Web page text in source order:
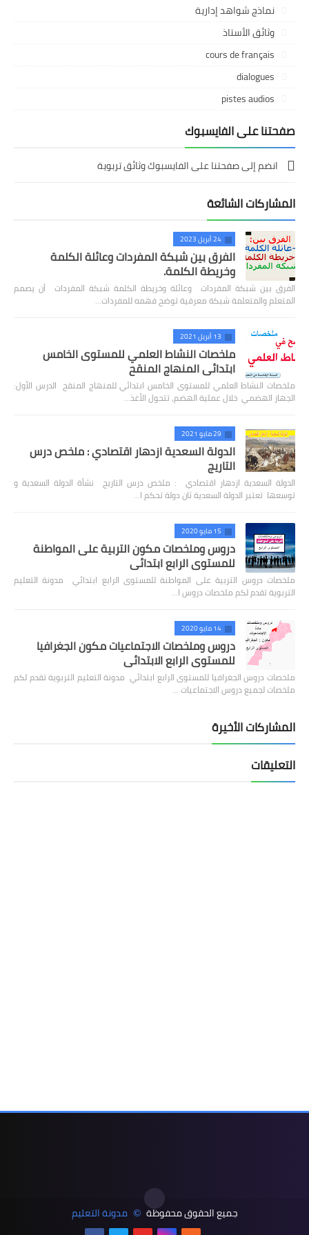
نماذج شواهد إدارية
وثائق الأستاذ
cours de français
dialogues
pistes audios
صفحتنا على الفايسبوك
انضم إلى صفحتنا على الفايسبوك وثائق تربوية
المشاركات الشائعة
24 أبريل 2023
الفرق بين شبكة المفردات وعائلة الكلمة
وخريطة الكلمة.
الفرق بين شبكة المفردات وعائلة وخريطة الكلمة شبكة المفردات أن يصمم
المتعلم والمتعلمة شبكة معرفية توضح فهمه للمفردات…
13 أبريل 2021
ملخصات النشاط العلمي للمستوى الخامس
ابتدائي المنهاج المنقح
ملخصات النشاط العلمي للمستوى الخامس ابتدائي للمنهاج المنقح الدرس الأول:
الجهاز الهضمي خلال عملية الهضم، تتحول الأغذ…
29 مايو 2021
الدولة السعدية ازدهار اقتصادي : ملخص درس
التاريج
الدولة السعدية ازدهار اقتصادي : ملخص درس التاريج نشأة الدولة السعدية و
توسعها تعتبر الدولة السعدية ثان دولة تحكم ا…
15 مايو 2020
دروس وملخصات مكون التربية على المواطنة
للمستوى الرابع ابتدائي
ملخصات دروس التربية على المواطنة للمستوى الرابع ابتدائي مدونة التعليم
التربوية تقدم لكم ملخصات دروس ا…
14 مايو 2020
دروس وملخصات الاجتماعيات مكون الجغرافيا
للمستوى الرابع الابتدائي
ملخصات دروس الجغرافيا للمستوى الرابع ابتدائي مدونة التعليم التربوية تقدم لكم
ملخصات لجميع دروس الاجتماعيات …
المشاركات الأخيرة
التعليقات
جميع الحقوق محفوظة © مدونة التعليم